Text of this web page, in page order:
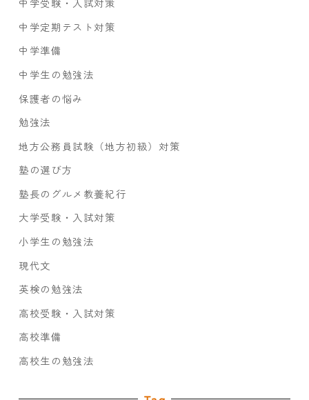
中学受験・入試対策
中学定期テスト対策
中学準備
中学生の勉強法
保護者の悩み
勉強法
地方公務員試験（地方初級）対策
塾の選び方
塾長のグルメ教養紀行
大学受験・入試対策
小学生の勉強法
現代文
英検の勉強法
高校受験・入試対策
高校準備
高校生の勉強法